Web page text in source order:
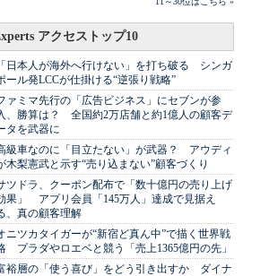
アクセストップ10
日本人が海外へ行けない」を打ち破る シンガ
ール発LCCが仕掛ける“逆張り戦略”
ァミマ先行の「広告ビジネス」にセブンが参
、勝算は？ 全国約2万店舗と約1億人の顧客デ
タを武器に
級車なのに「目立たない」が武器？ アウディ
木梨憲武と示す“売り込まない”顧客づくり
ツドラ、クーポン配布で「数十億円の売り上げ
果」 アプリ会員「145万人」達成で見据え
、真の顧客理解
ニツカタイガーが“新宿ど真ん中”で描く世界戦
プラダやロエベと競う「売上1365億円の先」
裕層の「使う喜び」をどう引き出すか ダイナ